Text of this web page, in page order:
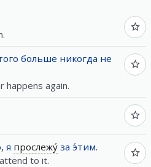
больше никогда не
happens again.
, я прослежу́ за э́тим.
to it.